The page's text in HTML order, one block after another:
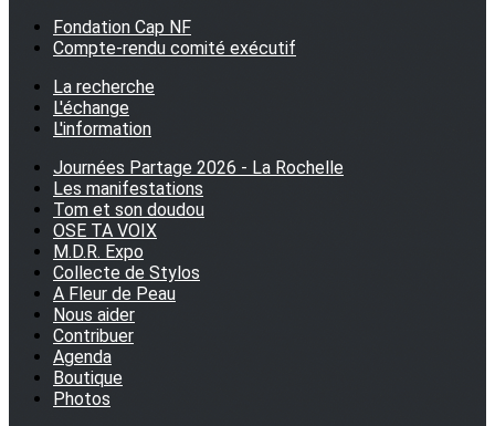
Fondation Cap NF
Compte-rendu comité exécutif
La recherche
L'échange
L'information
Journées Partage 2026 - La Rochelle
Les manifestations
Tom et son doudou
OSE TA VOIX
M.D.R. Expo
Collecte de Stylos
A Fleur de Peau
Nous aider
Contribuer
Agenda
Boutique
Photos